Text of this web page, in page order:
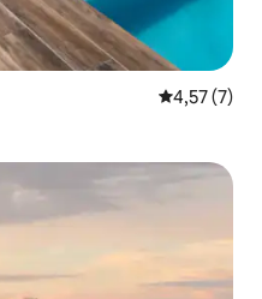
Vidutinis
4,57 (7)